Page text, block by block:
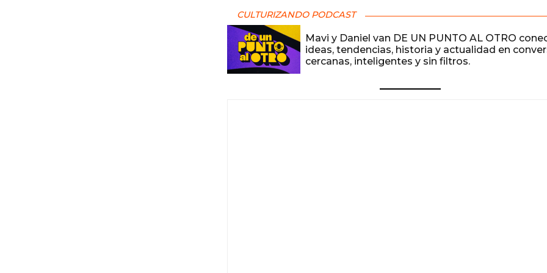
CULTURIZANDO PODCAST
Mavi y Daniel van DE UN PUNTO AL OTRO
ideas, tendencias, historia y actualidad en
cercanas, inteligentes y sin filtros.